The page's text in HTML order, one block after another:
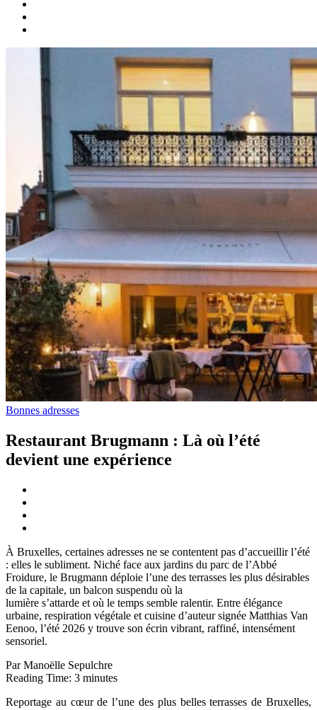
Bonnes adresses
Restaurant Brugmann : Là où l’été
devient une expérience
À Bruxelles, certaines adresses ne se contentent pas d’accueillir l’été
: elles le subliment. Niché face aux jardins du parc de l’Abbé
Froidure, le Brugmann déploie l’une des terrasses les plus désirables
de la capitale, un balcon suspendu où la
lumière s’attarde et où le temps semble ralentir. Entre élégance
urbaine, respiration végétale et cuisine d’auteur signée Matthias Van
Eenoo, l’été 2026 y trouve son écrin vibrant, raffiné, intensément
sensoriel.
Par Manoëlle Sepulchre
Reading Time: 3 minutes
Reportage au cœur de l’une des plus belles terrasses de Bruxelles,